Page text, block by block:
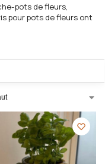
pots de fleurs,
pour pots de fleurs ont